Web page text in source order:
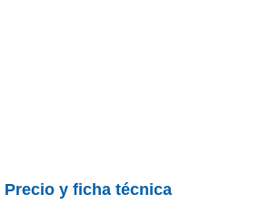
Precio y ficha técnica